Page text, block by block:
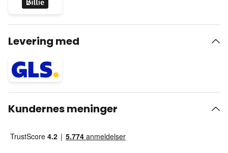
Levering med
Kundernes meninger